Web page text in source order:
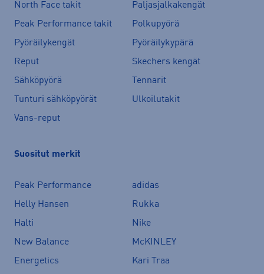
North Face takit
Paljasjalkakengät
Peak Performance takit
Polkupyörä
Pyöräilykengät
Pyöräilykypärä
Reput
Skechers kengät
Sähköpyörä
Tennarit
Tunturi sähköpyörät
Ulkoilutakit
Vans-reput
Suositut merkit
Peak Performance
adidas
Helly Hansen
Rukka
Halti
Nike
New Balance
McKINLEY
Energetics
Kari Traa